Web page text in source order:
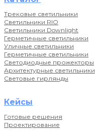
Трековые светильники
Светильники RIO
Светильники Downlight
Герметичные светильники
Уличные светильники
Герметичные светильники
Светодиодные прожекторы
Архитектурные светильники
Световые гирлянды
Кейсы
Готовые решения
Проектирование